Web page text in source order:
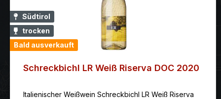
Südtirol
trocken
Bald ausverkauft
Schreckbichl LR Weiß Riserva DOC 2020
Italienischer Weißwein Schreckbichl LR Weiß Riserva